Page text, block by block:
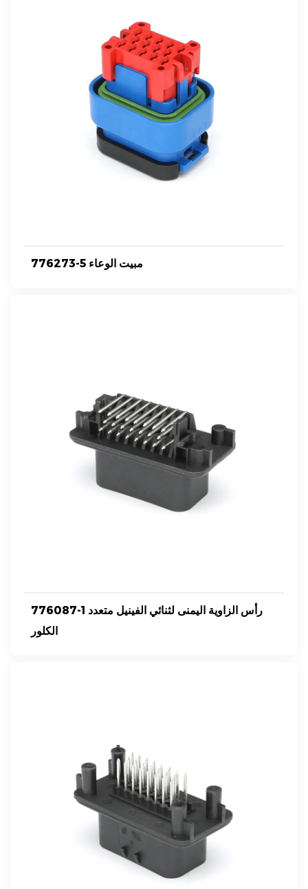
776273-5 مبيت الوعاء
776087-1 رأس الزاوية اليمنى لثنائي الفينيل متعدد
الكلور